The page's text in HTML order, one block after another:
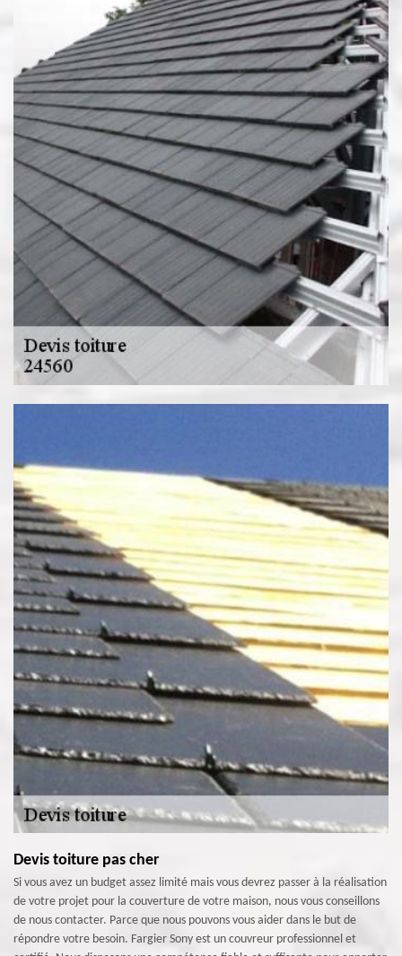
Devis toiture pas cher
Si vous avez un budget assez limité mais vous devrez passer à la réalisation
de votre projet pour la couverture de votre maison, nous vous conseillons
de nous contacter. Parce que nous pouvons vous aider dans le but de
répondre votre besoin. Fargier Sony est un couvreur professionnel et